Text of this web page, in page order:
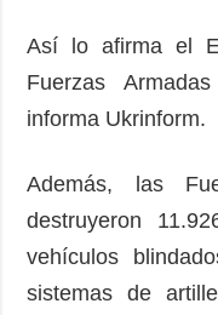
Video
Releases
Así lo afirma el
Fuerzas
informa Ukrinform.
Además, las
destruyeron
vehículos
sistemas de